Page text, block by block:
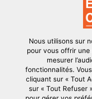
Le terrain de jeu
Nous utilisons sur
pour vous offrir
mesurer
fonctionnalités.
cliquant sur « Tout
sur « Tout Refuser